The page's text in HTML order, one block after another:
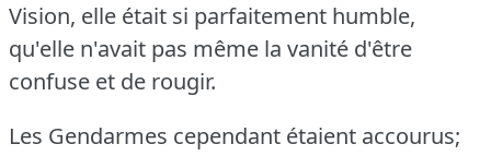
Vision, elle était si parfaitement humble,
qu'elle n'avait pas même la vanité d'être
confuse et de rougir.
Les Gendarmes cependant étaient accourus;